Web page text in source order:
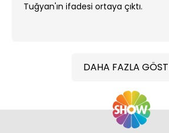
Tuğyan'ın ifadesi ortaya çıktı.
DAHA FAZLA